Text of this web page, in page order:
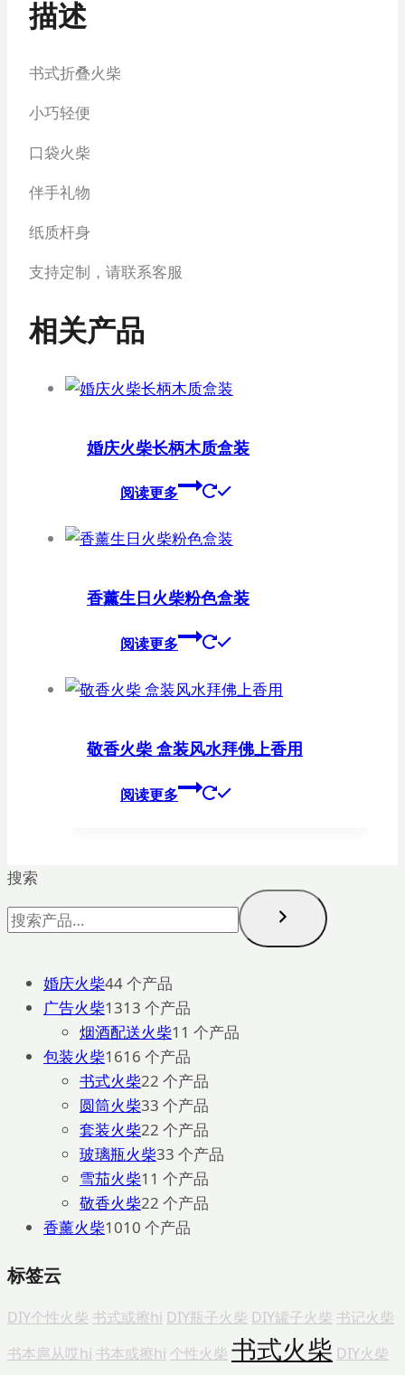
描述
书式折叠火柴
小巧轻便
口袋火柴
伴手礼物
纸质杆身
支持定制，请联系客服
相关产品
婚庆火柴长柄木质盒装
阅读更多
香薰生日火柴粉色盒装
阅读更多
敬香火柴 盒装风水拜佛上香用
阅读更多
搜索
婚庆火柴44 个产品
广告火柴1313 个产品
烟酒配送火柴1 1 个产品
包装火柴1616 个产品
书式火柴22 个产品
圆筒火柴33 个产品
套装火柴22 个产品
玻璃瓶火柴33 个产品
雪茄火柴1 1 个产品
敬香火柴22 个产品
香薰火柴1010 个产品
标签云
DIY个性火柴 书式或擦hi DIY瓶子火柴 DIY罐子火柴 书记火柴
书本扈从哎hi 书本或擦hi 个性火柴 书式火柴 DIY火柴